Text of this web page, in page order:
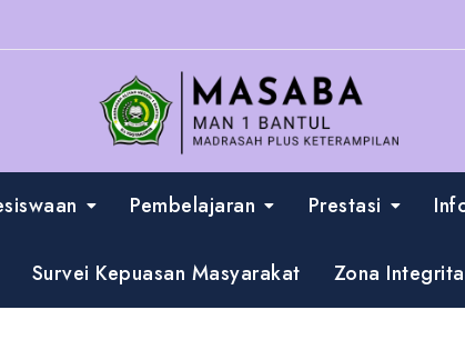
Pembelajaran Prestasi
Survei Kepuasan Masyarakat Zona